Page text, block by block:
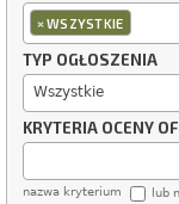
×WSZYSTKIE
TYP OGŁOSZENIA
Wszystkie
KRYTERIA OCENY
nazwa kryterium lub